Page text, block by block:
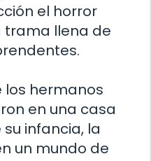
el horror
trama llena de
los hermanos
en una casa
infancia, la
un mundo de